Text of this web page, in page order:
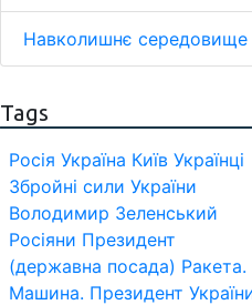
Навколишнє середовище
Tags
Росія Україна Київ Українці
Збройні сили України
Володимир Зеленський
Росіяни Президент
(державна посада) Ракета.
Машина. Президент